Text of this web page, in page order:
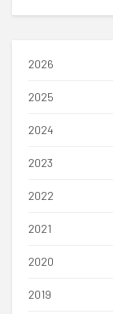
2026
2025
2024
2023
2022
2021
2020
2019